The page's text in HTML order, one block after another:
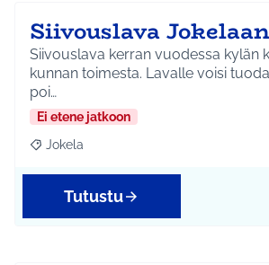
Siivouslava
Siivouslava kerran vuodessa kylän
kunnan toimesta. Lavalle voisi
poi…
Ei etene jatkoon
Rajaa tulokset aihepiirin mukaan: Jokela
Jokela
Tutustu